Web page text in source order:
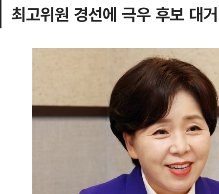
최고위원 경선에 극우 후보 대